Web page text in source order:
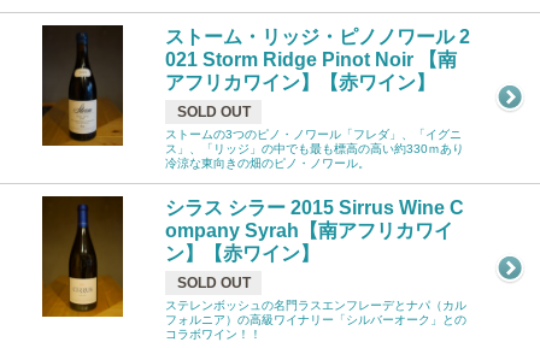
ストーム・リッジ・ピノノワール 2
021 Storm Ridge Pinot Noir 【南
アフリカワイン】【赤ワイン】
SOLD OUT
ストームの3つのピノ・ノワール「フレダ」、「イグニ
ス」、「リッジ」の中でも最も標高の高い約330ｍあり
冷涼な東向きの畑のピノ・ノワール。
シラス シラー 2015 Sirrus Wine C
ompany Syrah【南アフリカワイ
ン】【赤ワイン】
SOLD OUT
ステレンボッシュの名門ラスエンフレーデとナパ（カル
フォルニア）の高級ワイナリー「シルバーオーク」との
コラボワイン！！